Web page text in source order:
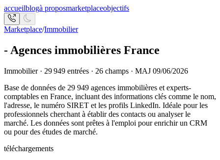
accueilblogà proposmarketplaceobjectifs
Marketplace/Immobilier
- Agences immobilières France
Immobilier · 29 949 entrées · 26 champs · MAJ 09/06/2026
Base de données de 29 949 agences immobilières et experts-
comptables en France, incluant des informations clés comme le nom,
l'adresse, le numéro SIRET et les profils LinkedIn. Idéale pour les
professionnels cherchant à établir des contacts ou analyser le
marché. Les données sont prêtes à l'emploi pour enrichir un CRM
ou pour des études de marché.
téléchargements